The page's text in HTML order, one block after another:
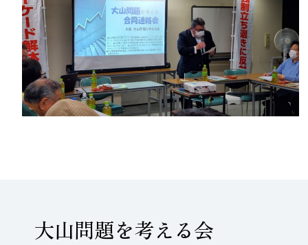
大山問題を考える会